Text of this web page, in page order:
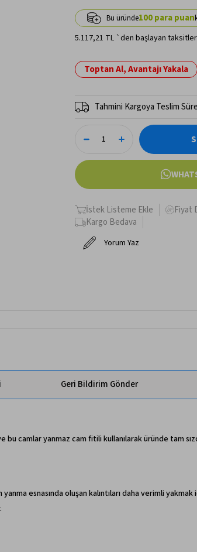
100
5.117,21 TL `den başlayan
Toptan Al, Avantajı Yakala
Tahmini Kargoya Teslim
İstek Listeme Ekle
Fiyat
Kargo Bedava
Yorum Yaz
Geri Bildirim Gönder
camlar yanmaz cam fitili kullanılarak üründe tam
esnasında oluşan kalıntıları daha verimli